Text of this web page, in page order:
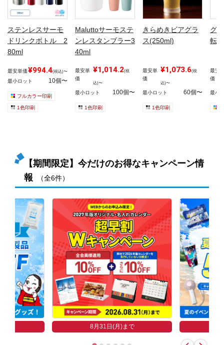
ステンレスサーモ
ドリンクボトル 2
80ml
最安単価¥994.4(税込)〜
最小ロット 10個〜
フルカラー印刷
1色印刷
Maluttoサーモステ
ンレスタンブラー3
40ml
最安単
価
¥1,014.2(税
込)〜
最小ロット 100個〜
1色印刷
きらめきビアグラ
ス(250ml)
最安単
価
¥1,073.6(税
込)〜
最小ロット 60個〜
1色印刷
グ
転
最安
価
最小
【期間限定】今だけのお得なキャンペーン情
報
（全6件）
8月31日(月)まで